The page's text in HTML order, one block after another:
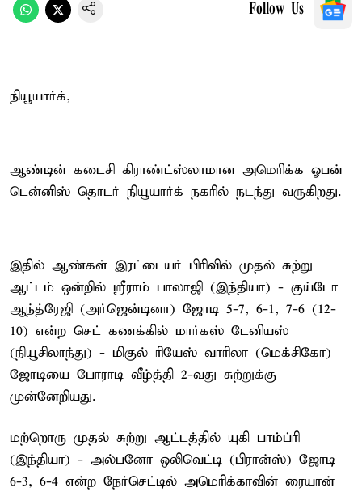
Follow Us
நியூயார்க்,
ஆண்டின் கடைசி கிராண்ட்ஸ்லாமான அமெரிக்க ஓபன்
டென்னிஸ் தொடர் நியூயார்க் நகரில் நடந்து வருகிறது.
இதில் ஆண்கள் இரட்டையர் பிரிவில் முதல் சுற்று
ஆட்டம் ஒன்றில் ஸ்ரீராம் பாலாஜி (இந்தியா) - குய்டோ
ஆந்த்ரேஜி (அர்ஜென்டினா) ஜோடி 5-7, 6-1, 7-6 (12-
10) என்ற செட் கணக்கில் மார்கஸ் டேனியஸ்
(நியூசிலாந்து) - மிகுல் ரியேஸ் வாரிலா (மெக்சிகோ)
ஜோடியை போராடி வீழ்த்தி 2-வது சுற்றுக்கு
முன்னேறியது.
மற்றொரு முதல் சுற்று ஆட்டத்தில் யுகி பாம்ப்ரி
(இந்தியா) - அல்பனோ ஒலிவெட்டி (பிரான்ஸ்) ஜோடி
6-3, 6-4 என்ற நேர்செட்டில் அமெரிக்காவின் ரையான்